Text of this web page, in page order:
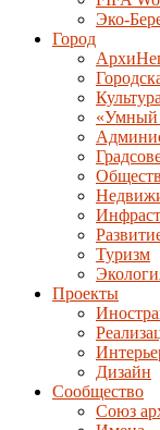
Эко-
Город
Культура
«Умный
Туризм
Проекты
Дизайн
Сообщество
Союз